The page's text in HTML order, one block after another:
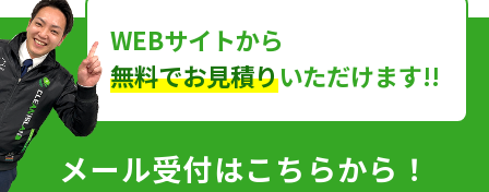
WEBサイトから
無料でお見積りいただけます!!
メール受付はこちらから！